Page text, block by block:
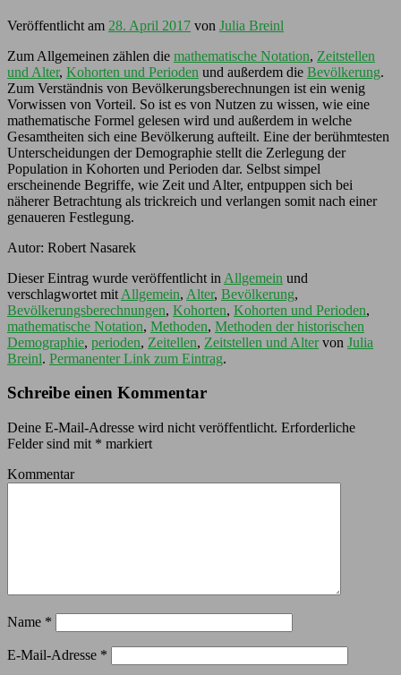
Veröffentlicht am 28. April 2017 von Julia Breinl
Zum Allgemeinen zählen die mathematische Notation, Zeitstellen
und Alter, Kohorten und Perioden und außerdem die Bevölkerung.
Zum Verständnis von Bevölkerungsberechnungen ist ein wenig
Vorwissen von Vorteil. So ist es von Nutzen zu wissen, wie eine
mathematische Formel gelesen wird und außerdem in welche
Gesamtheiten sich eine Bevölkerung aufteilt. Eine der berühmtesten
Unterscheidungen der Demographie stellt die Zerlegung der
Population in Kohorten und Perioden dar. Selbst simpel
erscheinende Begriffe, wie Zeit und Alter, entpuppen sich bei
näherer Betrachtung als trickreich und verlangen somit nach einer
genaueren Festlegung.
Autor: Robert Nasarek
Dieser Eintrag wurde veröffentlicht in Allgemein und
verschlagwortet mit Allgemein, Alter, Bevölkerung,
Bevölkerungsberechnungen, Kohorten, Kohorten und Perioden,
mathematische Notation, Methoden, Methoden der historischen
Demographie, perioden, Zeitellen, Zeitstellen und Altervon Julia
Breinl. Permanenter Link zum Eintrag.
Schreibe einen Kommentar
Deine E-Mail-Adresse wird nicht veröffentlicht. Erforderliche
Felder sind mit * markiert
Kommentar
Name *
E-Mail-Adresse *